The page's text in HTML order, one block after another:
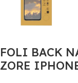
FOLI BACK
ZORE